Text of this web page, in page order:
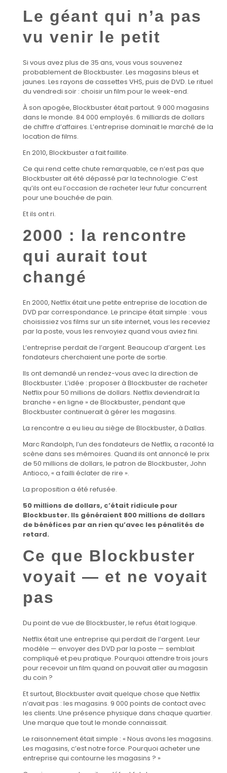
Le géant qui n’a pas
vu venir le petit
Si vous avez plus de 35 ans, vous vous souvenez
probablement de Blockbuster. Les magasins bleus et
jaunes. Les rayons de cassettes VHS, puis de DVD. Le rituel
du vendredi soir : choisir un film pour le week-end.
À son apogée, Blockbuster était partout. 9 000 magasins
dans le monde. 84 000 employés. 6 milliards de dollars
de chiffre d’affaires. L’entreprise dominait le marché de la
location de films.
En 2010, Blockbuster a fait faillite.
Ce qui rend cette chute remarquable, ce n’est pas que
Blockbuster ait été dépassé par la technologie. C’est
qu’ils ont eu l’occasion de racheter leur futur concurrent
pour une bouchée de pain.
Et ils ont ri.
2000 : la rencontre
qui aurait tout
changé
En 2000, Netflix était une petite entreprise de location de
DVD par correspondance. Le principe était simple : vous
choisissiez vos films sur un site internet, vous les receviez
par la poste, vous les renvoyiez quand vous aviez fini.
L’entreprise perdait de l’argent. Beaucoup d’argent. Les
fondateurs cherchaient une porte de sortie.
Ils ont demandé un rendez-vous avec la direction de
Blockbuster. L’idée : proposer à Blockbuster de racheter
Netflix pour 50 millions de dollars. Netflix deviendrait la
branche « en ligne » de Blockbuster, pendant que
Blockbuster continuerait à gérer les magasins.
La rencontre a eu lieu au siège de Blockbuster, à Dallas.
Marc Randolph, l’un des fondateurs de Netflix, a raconté la
scène dans ses mémoires. Quand ils ont annoncé le prix
de 50 millions de dollars, le patron de Blockbuster, John
Antioco, « a failli éclater de rire ».
La proposition a été refusée.
50 millions de dollars, c’était ridicule pour
Blockbuster. Ils généraient 800 millions de dollars
de bénéfices par an rien qu’avec les pénalités de
retard.
Ce que Blockbuster
voyait — et ne voyait
pas
Du point de vue de Blockbuster, le refus était logique.
Netflix était une entreprise qui perdait de l’argent. Leur
modèle — envoyer des DVD par la poste — semblait
compliqué et peu pratique. Pourquoi attendre trois jours
pour recevoir un film quand on pouvait aller au magasin
du coin ?
Et surtout, Blockbuster avait quelque chose que Netflix
n’avait pas : les magasins. 9 000 points de contact avec
les clients. Une présence physique dans chaque quartier.
Une marque que tout le monde connaissait.
Le raisonnement était simple : « Nous avons les magasins.
Les magasins, c’est notre force. Pourquoi acheter une
entreprise qui contourne les magasins ? »